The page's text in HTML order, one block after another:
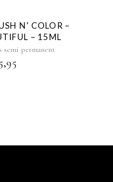
N’ COLOR –
– 15ML
semi permanent